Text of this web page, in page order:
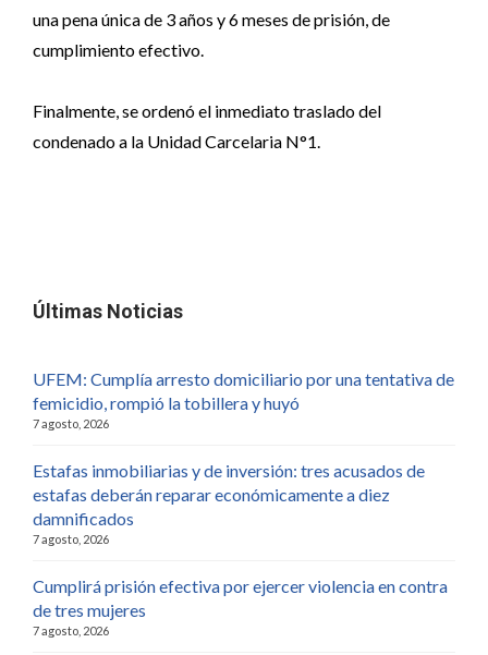
una pena única de 3 años y 6 meses de prisión, de
cumplimiento efectivo.
Finalmente, se ordenó el inmediato traslado del
condenado a la Unidad Carcelaria N°1.
Últimas Noticias
UFEM: Cumplía arresto domiciliario por una tentativa de
femicidio, rompió la tobillera y huyó
7 agosto, 2026
Estafas inmobiliarias y de inversión: tres acusados de
estafas deberán reparar económicamente a diez
damnificados
7 agosto, 2026
Cumplirá prisión efectiva por ejercer violencia en contra
de tres mujeres
7 agosto, 2026